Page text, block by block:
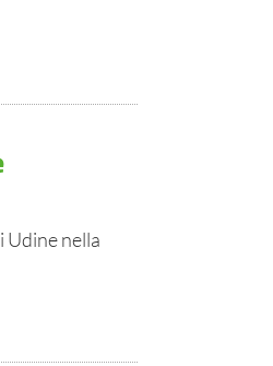
Udine nella